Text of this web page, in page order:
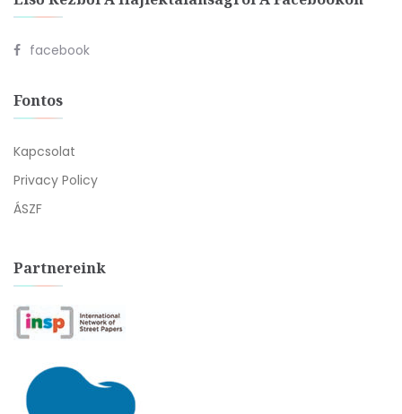
facebook
Fontos
Kapcsolat
Privacy Policy
ÁSZF
Partnereink